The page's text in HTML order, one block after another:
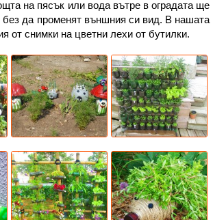
на пясък или вода вътре в оградата ще
без да променят външния си вид. В нашата
от снимки на цветни лехи от бутилки.